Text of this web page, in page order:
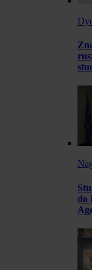
do